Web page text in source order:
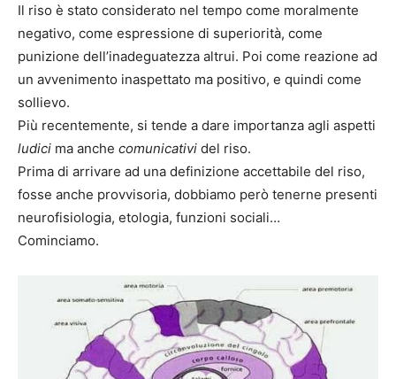
Il riso è stato considerato nel tempo come moralmente
negativo, come espressione di superiorità, come
punizione dell’inadeguatezza altrui. Poi come reazione ad
un avvenimento inaspettato ma positivo, e quindi come
sollievo.
Più recentemente, si tende a dare importanza agli aspetti
ludici ma anche comunicativi del riso.
Prima di arrivare ad una definizione accettabile del riso,
fosse anche provvisoria, dobbiamo però tenerne presenti
neurofisiologia, etologia, funzioni sociali…
Cominciamo.